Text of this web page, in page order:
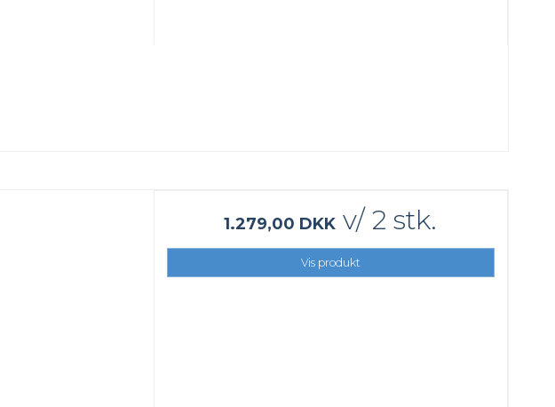
1.279,00 DKK v/ 2 stk.
Vis produkt